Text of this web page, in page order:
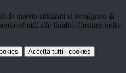
da questo utilizzati si avvalgono di
ed utili alle finalità illustrate nella
Accetta tutti i cookies